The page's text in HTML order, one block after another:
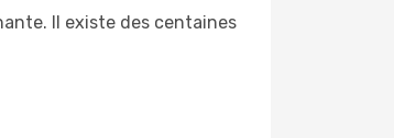
Il existe des centaines